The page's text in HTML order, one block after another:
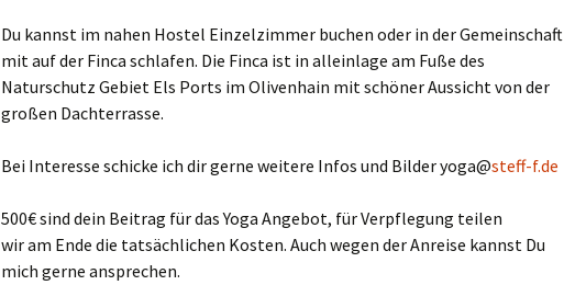
Du kannst im nahen Hostel Einzelzimmer buchen oder in der Gemeinschaft
mit auf der Finca schlafen. Die Finca ist in alleinlage am Fuße des
Naturschutz Gebiet Els Ports im Olivenhain mit schöner Aussicht von der
großen Dachterrasse.
Bei Interesse schicke ich dir gerne weitere Infos und Bilder yoga@steff-f.de
500€ sind dein Beitrag für das Yoga Angebot, für Verpflegung teilen
wir am Ende die tatsächlichen Kosten. Auch wegen der Anreise kannst Du
mich gerne ansprechen.